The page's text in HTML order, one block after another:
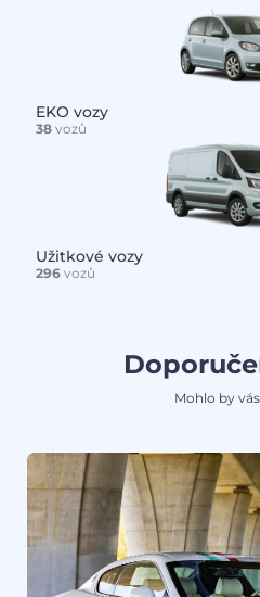
EKO vozy
38vozů
Užitkové vozy
296vozů
Mohlo by